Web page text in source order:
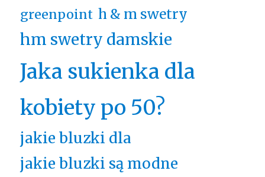
greenpoint h & m swetry
hm swetry damskie
Jaka sukienka dla
kobiety po 50?
jakie bluzki dla
jakie bluzki są modne